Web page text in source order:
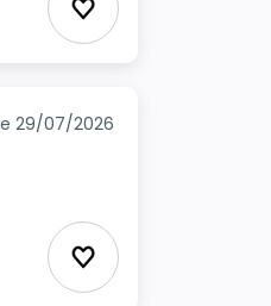
Ajouter aux
29/07/2026
Ajouter aux